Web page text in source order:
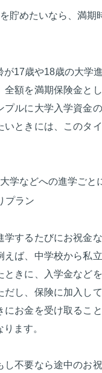
貯めたいなら、満期
が17歳や18歳の大学
全額を満期保険金と
プルに大学入学資金
いときには、このタ
学などへの進学ごと
プラン
学するたびにお祝金
えば、中学校から私
ときに、入学金など
だし、保険に加入し
にお金を受け取るこ
ます。
し不要なら途中のお